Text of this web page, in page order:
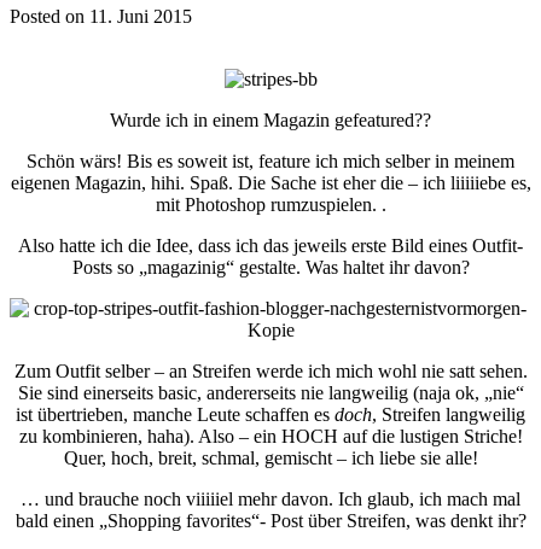
Posted on 11. Juni 2015
Wurde ich in einem Magazin gefeatured??
Schön wärs! Bis es soweit ist, feature ich mich selber in meinem
eigenen Magazin, hihi. Spaß. Die Sache ist eher die – ich liiiiiebe es,
mit Photoshop rumzuspielen. .
Also hatte ich die Idee, dass ich das jeweils erste Bild eines Outfit-
Posts so „magazinig“ gestalte. Was haltet ihr davon?
Zum Outfit selber – an Streifen werde ich mich wohl nie satt sehen.
Sie sind einerseits basic, andererseits nie langweilig (naja ok, „nie“
ist übertrieben, manche Leute schaffen es doch, Streifen langweilig
zu kombinieren, haha). Also – ein HOCH auf die lustigen Striche!
Quer, hoch, breit, schmal, gemischt – ich liebe sie alle!
… und brauche noch viiiiiel mehr davon. Ich glaub, ich mach mal
bald einen „Shopping favorites“- Post über Streifen, was denkt ihr?